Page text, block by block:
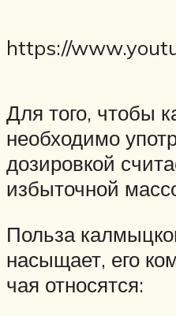
https://
Для того, чтобы
необходимо
дозировкой
избыточной
Польза
насыщает, его
чая относятся: